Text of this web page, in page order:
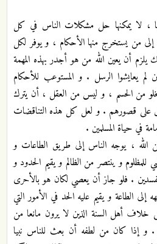
، لا يمكنها حل مشكلات الناس في كل
من يستخرج منها الأحكام ، و يوفر لكل
أن يعين الله من هو أجدر بهذه المهمة
لم يعايشوا الرسل . و المستوعب للأحكام
تخلو من الحسم ، و ليس من العقل ، أن يترك
على قصورهم . و لعل كل هذه التناقضات
في حياة المسلمين .
، يوجه الناس إلى طريق الطاعات و
و ينتصر من الظالم و يقيم الحدود و
. فلو جاز أن يعصي لكان هو بالأحرى
الطاعة و يقيم عليه الحد في الأمور التي
أهل السنة الذين لا يرون مانعا من
. و إذا كان من لطفه أن بعث للناس نبيا